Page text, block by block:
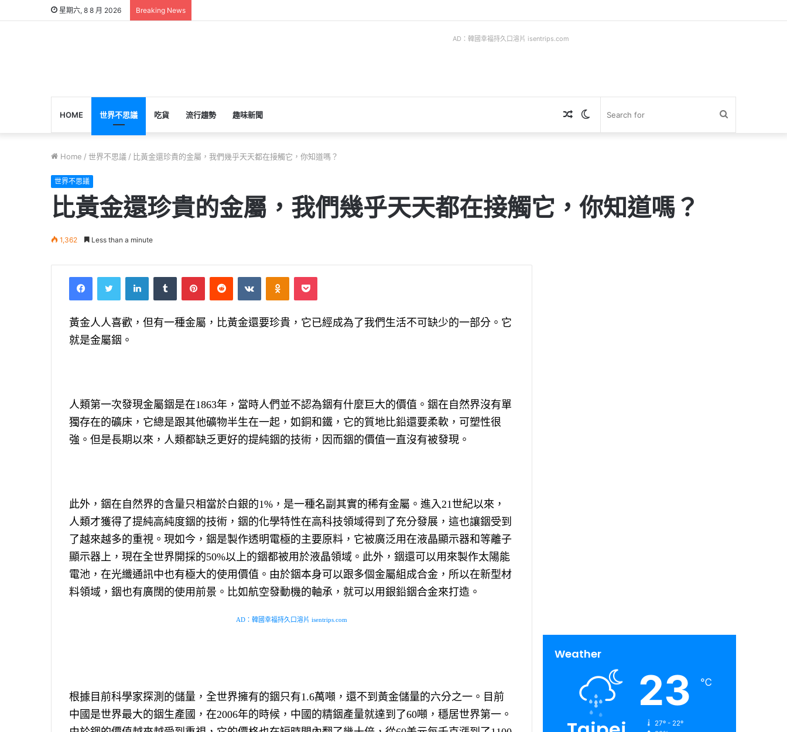
星期六, 8 8 月 2026 Breaking News
AD：韓國幸福持久口溶片 isentrips.com
HOME 世界不思議 吃貨 流行趨勢 趣味新聞 Switch
Random
Home / 世界不思議 / 比黃金還珍貴的金屬，我們幾乎天天都在接觸它，你知道嗎？
世界不思議
比黃金還珍貴的金屬，我們幾乎天天都在接觸它，你知道嗎？
1,362 Less than a minute
黃金人人喜歡，但有一種金屬，比黃金還要珍貴，它已經成為了我們生活不可缺少的一部分。它
就是金屬銦。
人類第一次發現金屬銦是在1863年，當時人們並不認為銦有什麼巨大的價值。銦在自然界沒有單
獨存在的礦床，它總是跟其他礦物半生在一起，如銅和鐵，它的質地比鉛還要柔軟，可塑性很
強。但是長期以來，人類都缺乏更好的提純銦的技術，因而銦的價值一直沒有被發現。
此外，銦在自然界的含量只相當於白銀的1%，是一種名副其實的稀有金屬。進入21世紀以來，
人類才獲得了提純高純度銦的技術，銦的化學特性在高科技領域得到了充分發展，這也讓銦受到
了越來越多的重視。現如今，銦是製作透明電極的主要原料，它被廣泛用在液晶顯示器和等離子
顯示器上，現在全世界開採的50%以上的銦都被用於液晶領域。此外，銦還可以用來製作太陽能
電池，在光纖通訊中也有極大的使用價值。 由於銦本身可以跟多個金屬組成合金，所以在新型材
料領域，銦也有廣闊的使用前景。比如航空發動機的軸承，就可以用銀鉛銦合金來打造。
AD：韓國幸福持久口溶片 isentrips.com
根據目前科學家探測的儲量，全世界擁有的銦只有1.6萬噸，還不到黃金儲量的六分之一。目前
中國是世界最大的銦生產國，在2006年的時候，中國的精銦產量就達到了60噸，穩居世界第一。
Weather
23 ℃
27º - 22º